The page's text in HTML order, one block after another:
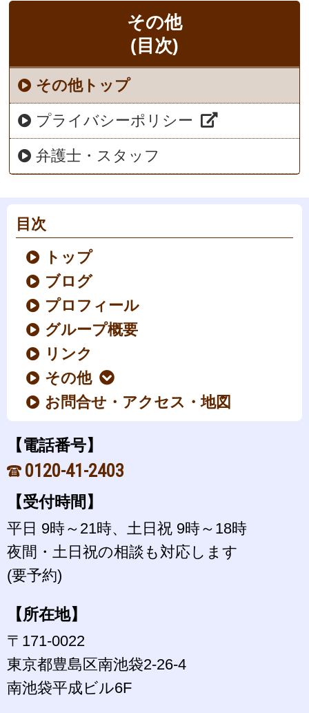
その他
(目次)
その他トップ
プライバシーポリシー
弁護士・スタッフ
目次
トップ
ブログ
プロフィール
グループ概要
リンク
その他
お問合せ・アクセス・地図
【電話番号】
0120-41-2403
【受付時間】
平日 9時～21時、土日祝 9時～18時
夜間・土日祝の相談も対応します
(要予約)
【所在地】
〒171-0022
東京都豊島区南池袋2-26-4
南池袋平成ビル6F